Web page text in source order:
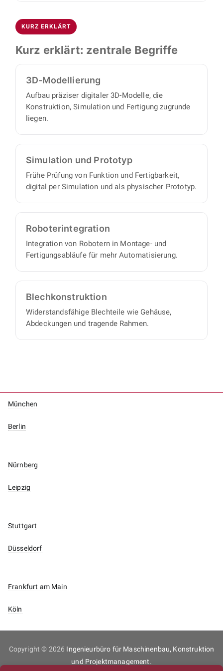
vollständigen Satz an Konstruktionsunterlagen,
Aufsichtsaufwand auf Ihrer Seite.
Produktion geht.
fertigen Produkt: CAD-Konstruktion und 3D-
Modellierung, Simulationen und Prototypen,
automatisierte Montagesysteme, Zuführ- und
Fördertechnik, Roboterintegration sowie
Abdeckungen.
KURZ ERKLÄRT
Kurz erklärt: zentrale Begriffe
3D-Modellierung
Aufbau präziser digitaler 3D-Modelle, die
Konstruktion, Simulation und Fertigung zugrunde
liegen.
Simulation und Prototyp
Frühe Prüfung von Funktion und Fertigbarkeit,
digital per Simulation und als physischer Prototyp.
Roboter­integration
Integration von Robotern in Montage- und
Fertigungsabläufe für mehr Automatisierung.
Blech­konstruktion
Widerstandsfähige Blechteile wie Gehäuse,
Abdeckungen und tragende Rahmen.
München
Berlin
Nürnberg
Leipzig
Stuttgart
Düsseldorf
Frankfurt am Main
Köln
Copyright © 2026 Ingenieurbüro für Maschinenbau, Konstruktion
und Projektmanagement.